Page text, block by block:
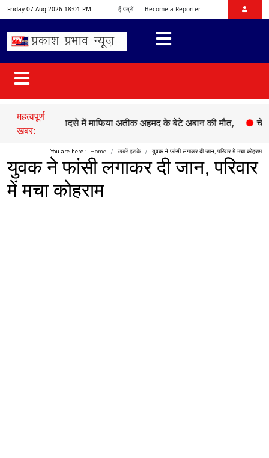
Friday 07 Aug 2026 18:01 PM ई-पत्रों Become a Reporter
महत्वपूर्ण
खबर:
सड़क हादसे में माफिया अतीक अहमद के बेटे अबान की मौत, ●चेहल्लुम पर
You are here : Home खबरें हटके युवक ने फांसी लगाकर दी जान, परिवार में मचा कोहराम
युवक ने फांसी लगाकर दी जान, परिवार
में मचा कोहराम